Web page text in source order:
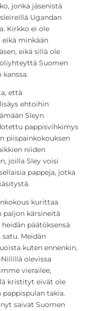
jonka jäsenistä
Ugandan
Kirkko ei ole
minkään
eikä sillä ole
Suomen
että
ehtoihin
Sleyn
pappisvihkimys
piispainkokouksen
niiden
joilla Sley voisi
pappeja, jotka
kurittaa
paljon kärsineitä
päätöksensä
Meidän
kuten ennenkin,
olevissa
vierailee,
kristityt eivät ole
takia.
saivat Suomen